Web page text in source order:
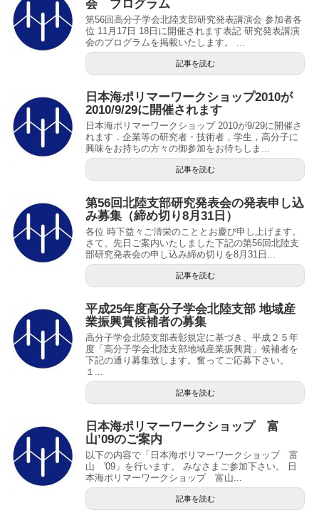
会 プログラム
第56回高分子学会北陸支部研究発表講演会 参加者各
位 11月17日 18日に開催されます表記 研究発表講演
会のプログラムを掲載いたします。 ...
記事を読む
日本海ポリマーワークショップ2010が
2010/9/29に開催されます
日本海ポリマーワークショップ 2010が9/29に開催さ
れます．企業等の研究者・技術者，学生，高分子に
興味をお持ちの方々の御参加をお待ちしま...
記事を読む
第56回北陸支部研究発表会の発表申し込
み募集（締め切り8月31日）
各位 時下益々ご清栄のこととお慶び申し上げます。
さて、先日ご案内いたしました下記の第56回北陸支
部研究発表会の申し込み締め切りを8月31日...
記事を読む
平成25年度高分子学会北陸支部 地域産
業振興賞候補者の募集
高分子学会北陸支部表彰規定に基づき、平成２５年
度「高分子学会北陸支部地域産業振興賞」候補者を
下記の通り募集致します。奮ってご応募下さい。
１...
記事を読む
日本海ポリマーワークショップ 富
山’09のご案内
以下の内容で「日本海ポリマーワークショップ 富
山 '09」を行います。 みなさまご参加下さい。 日
本海ポリマーワークショップ 富山...
記事を読む